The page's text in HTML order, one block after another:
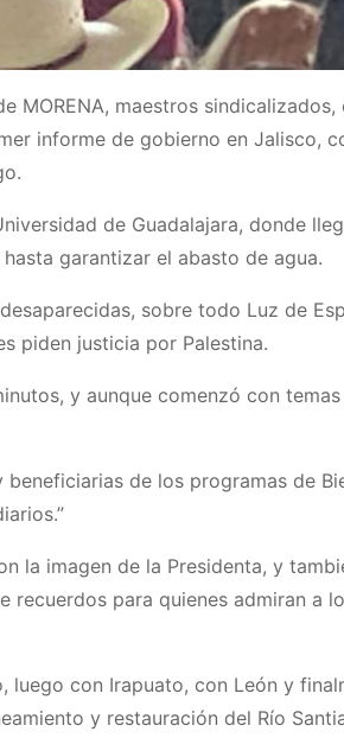
MORENA, maestros sindicalizados,
informe de gobierno en Jalisco,
de Guadalajara, donde
garantizar el abasto de agua.
sobre todo Luz de
piden justicia por Palestina.
y aunque comenzó con
de los programas de
la imagen de la Presidenta, y
para quienes admiran a
luego con Irapuato, con León y
y restauración del Río